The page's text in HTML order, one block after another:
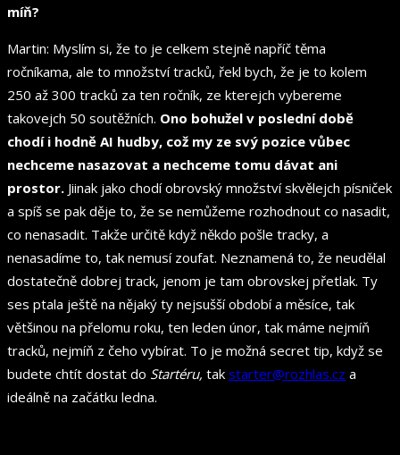
míň?
Martin: Myslím si, že to je celkem stejně napříč těma
ročníkama, ale to množství tracků, řekl bych, že je to kolem
250 až 300 tracků za ten ročník, ze kterejch vybereme
takovejch 50 soutěžních. Ono bohužel v poslední době
chodí i hodně AI hudby, což my ze svý pozice vůbec
nechceme nasazovat a nechceme tomu dávat ani
prostor. Jiinak jako chodí obrovský množství skvělejch písniček
a spíš se pak děje to, že se nemůžeme rozhodnout co nasadit,
co nenasadit. Takže určitě když někdo pošle tracky, a
nenasadíme to, tak nemusí zoufat. Neznamená to, že neudělal
dostatečně dobrej track, jenom je tam obrovskej přetlak. Ty
ses ptala ještě na nějaký ty nejsušší období a měsíce, tak
většinou na přelomu roku, ten leden únor, tak máme nejmíň
tracků, nejmíň z čeho vybírat. To je možná secret tip, když se
budete chtít dostat do Startéru, tak starter@rozhlas.cz a
ideálně na začátku ledna.